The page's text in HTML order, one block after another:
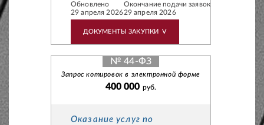
Обновлено
29 апреля 2026
Окончание подачи заявок
29 апреля 2026
ДОКУМЕНТЫ ЗАКУПКИ V
№ 44-ФЗ
Запрос котировок в электронной форме
400 000 руб.
Оказание услуг по